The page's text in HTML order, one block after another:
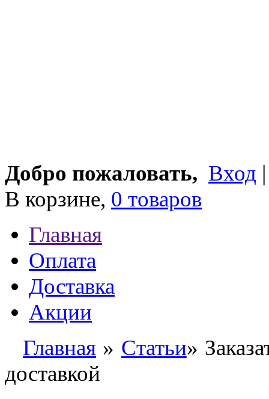
Добро пожаловать, Вход
В корзине, 0 товаров
Главная
Оплата
Доставка
Акции
Главная » Статьи»
доставкой